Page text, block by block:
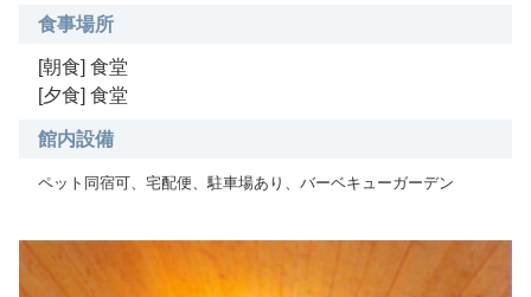
食事場所
[朝食] 食堂
[夕食] 食堂
館内設備
ペット同宿可、宅配便、駐車場あり、バーベキューガーデン